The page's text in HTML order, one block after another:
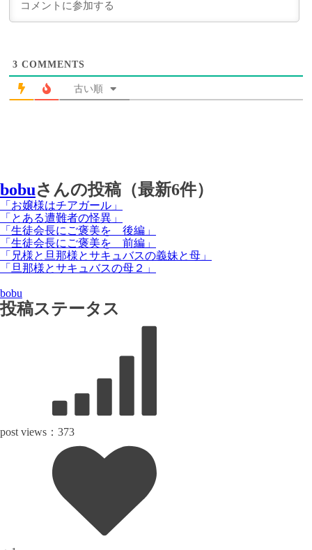
3 COMMENTS
古い順
bobuさんの投稿（最新6件）
「お嬢様はチアガール」
「とある遭難者の怪異」
「生徒会長にご褒美を 後編」
「生徒会長にご褒美を 前編」
「兄様と旦那様とサキュバスの義妹と母」
「旦那様とサキュバスの母２」
bobu
投稿ステータス
post views： 373